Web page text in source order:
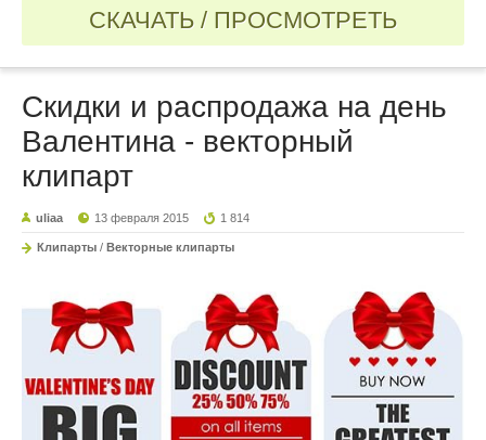
СКАЧАТЬ / ПРОСМОТРЕТЬ
Скидки и распродажа на день
Валентина - векторный
клипарт
uliaa 13 февраля 2015 1 814
Клипарты / Векторные клипарты